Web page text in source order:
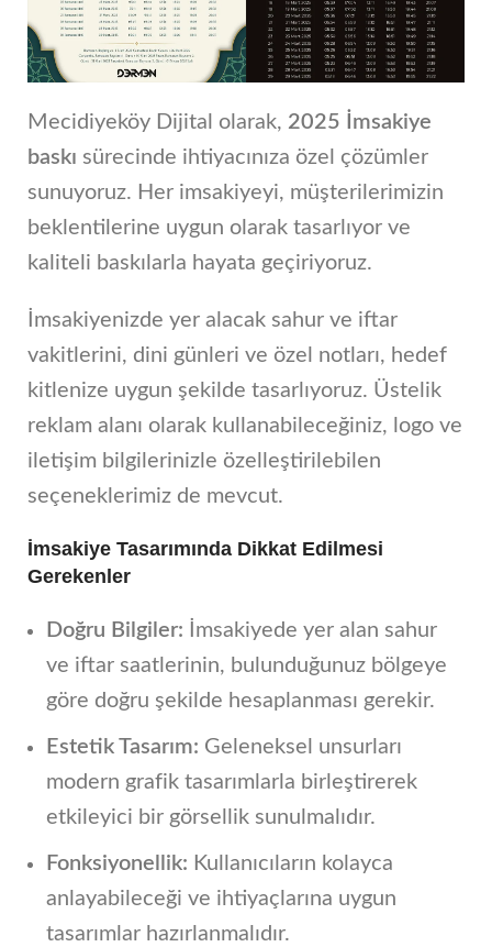
Mecidiyeköy Dijital olarak, 2025 İmsakiye
baskı sürecinde ihtiyacınıza özel çözümler
sunuyoruz. Her imsakiyeyi, müşterilerimizin
beklentilerine uygun olarak tasarlıyor ve
kaliteli baskılarla hayata geçiriyoruz.
İmsakiyenizde yer alacak sahur ve iftar
vakitlerini, dini günleri ve özel notları, hedef
kitlenize uygun şekilde tasarlıyoruz. Üstelik
reklam alanı olarak kullanabileceğiniz, logo ve
iletişim bilgilerinizle özelleştirilebilen
seçeneklerimiz de mevcut.
İmsakiye Tasarımında Dikkat Edilmesi
Gerekenler
Doğru Bilgiler: İmsakiyede yer alan sahur
ve iftar saatlerinin, bulunduğunuz bölgeye
göre doğru şekilde hesaplanması gerekir.
Estetik Tasarım: Geleneksel unsurları
modern grafik tasarımlarla birleştirerek
etkileyici bir görsellik sunulmalıdır.
Fonksiyonellik: Kullanıcıların kolayca
anlayabileceği ve ihtiyaçlarına uygun
tasarımlar hazırlanmalıdır.